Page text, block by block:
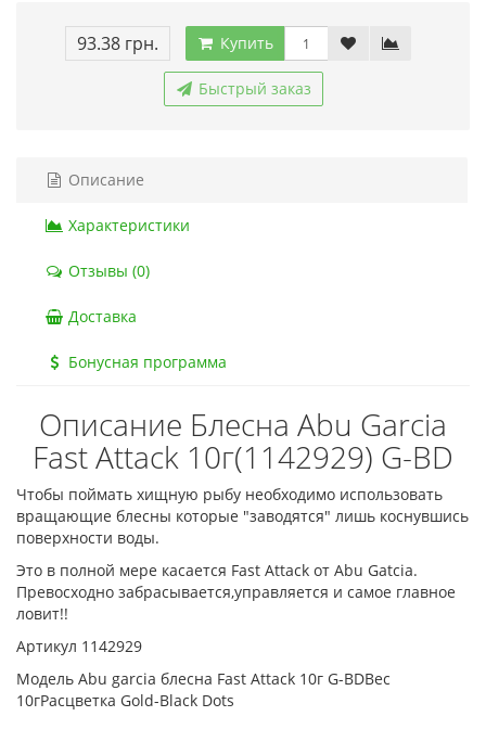
93.38 грн. Купить
Быстрый заказ
Описание
Характеристики
Отзывы (0)
Доставка
Бонусная программа
Описание Блесна Abu Garcia
Fast Attack 10г(1142929) G-BD
Чтобы поймать хищную рыбу необходимо использовать
вращающие блесны которые "заводятся" лишь коснувшись
поверхности воды.
Это в полной мере касается Fast Attack от Abu Gatcia.
Превосходно забрасывается,управляется и самое главное
ловит!!
Артикул 1142929
Модель Abu garcia блесна Fast Attack 10г G-BDВес
10гРасцветка Gold-Black Dots